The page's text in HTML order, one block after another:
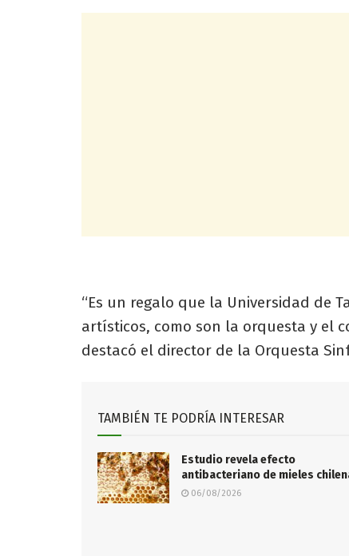
“Es un regalo que la Universidad de
artísticos, como son la orquesta y el
destacó el director de la Orquesta
TAMBIÉN TE PODRÍA INTERESAR
Estudio revela efecto
antibacteriano de mieles
06/08/2026